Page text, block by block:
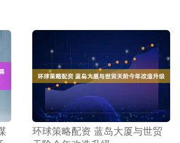
环球策略配资 蓝岛大厦与世贸